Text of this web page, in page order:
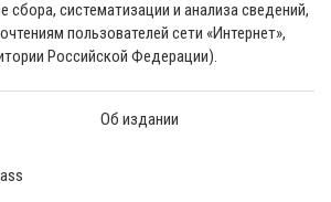
сбора, систематизации и анализа сведений,
пользователей сети «Интернет»,
Российской Федерации).
Об издании